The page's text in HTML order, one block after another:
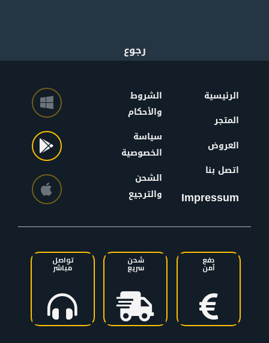
الرئيسية
المتجر
العروض
اتصل بنا
Impressum
الشروط
والأحكام
سياسة
الخصوصية
الشحن
والترجيع
دفع
آمن
شحن
سريع
تواصل
مباشر